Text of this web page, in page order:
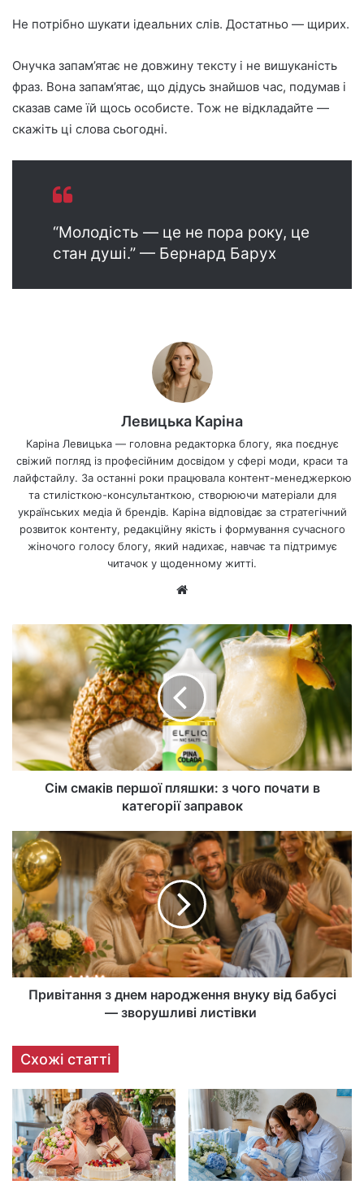
Не потрібно шукати ідеальних слів. Достатньо — щирих.
Онучка запам’ятає не довжину тексту і не вишуканість
фраз. Вона запам’ятає, що дідусь знайшов час, подумав і
сказав саме їй щось особисте. Тож не відкладайте —
скажіть ці слова сьогодні.
“Молодість — це не пора року, це
стан душі.” — Бернард Барух
Левицька Каріна
Каріна Левицька — головна редакторка блогу, яка поєднує
свіжий погляд із професійним досвідом у сфері моди, краси та
лайфстайлу. За останні роки працювала контент-менеджеркою
та стилісткою-консультанткою, створюючи матеріали для
українських медіа й брендів. Каріна відповідає за стратегічний
розвиток контенту, редакційну якість і формування сучасного
жіночого голосу блогу, який надихає, навчає та підтримує
читачок у щоденному житті.
са
йт
Сім смаків першої пляшки: з чого почати в
категорії заправок
Привітання з днем народження внуку від бабусі
— зворушливі листівки
Схожі статті